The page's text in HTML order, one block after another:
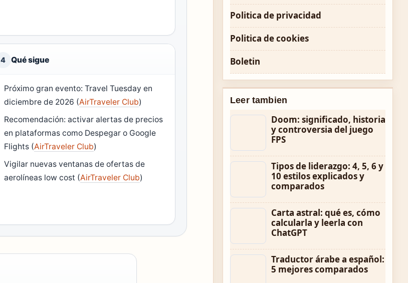
4 Qué sigue
Próximo gran evento: Travel Tuesday en
diciembre de 2026 (AirTraveler Club)
Recomendación: activar alertas de precios
en plataformas como Despegar o Google
Flights (AirTraveler Club)
Vigilar nuevas ventanas de ofertas de
aerolíneas low cost (AirTraveler Club)
Politica de privacidad
Politica de cookies
Boletin
Leer tambien
Doom: significado, historia
y controversia del juego
FPS
Tipos de liderazgo: 4, 5, 6 y
10 estilos explicados y
comparados
Carta astral: qué es, cómo
calcularla y leerla con
ChatGPT
Traductor árabe a español:
5 mejores comparados